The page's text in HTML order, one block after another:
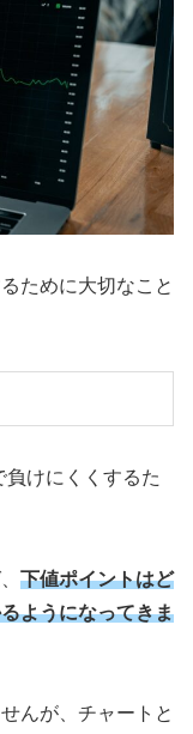
ために大切なこと
けにくくするた
下値ポイントはど
ようになってきま
んが、チャートと